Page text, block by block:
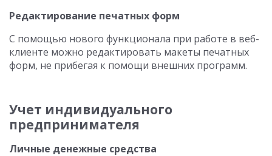
Редактирование печатных форм
С помощью нового функционала при работе в веб-
клиенте можно редактировать макеты печатных
форм, не прибегая к помощи внешних программ.
Учет индивидуального
предпринимателя
Личные денежные средства